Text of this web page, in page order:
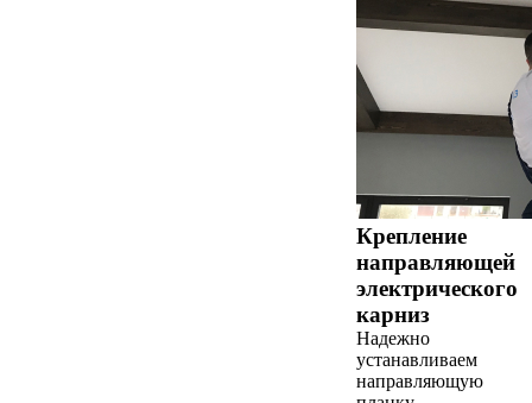
Крепление
направляющей
электрического
карниз
Надежно
устанавливаем
направляющую